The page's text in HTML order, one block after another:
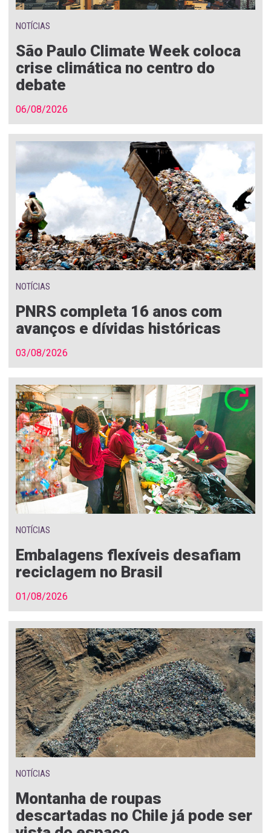
NOTÍCIAS
São Paulo Climate Week coloca
crise climática no centro do
debate
06/08/2026
NOTÍCIAS
PNRS completa 16 anos com
avanços e dívidas históricas
03/08/2026
NOTÍCIAS
Embalagens flexíveis desafiam
reciclagem no Brasil
01/08/2026
NOTÍCIAS
Montanha de roupas
descartadas no Chile já pode ser